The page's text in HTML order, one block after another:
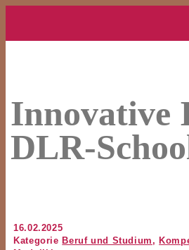
Innovative
DLR-
16.02.2025
Kategorie Beruf und Studium ,